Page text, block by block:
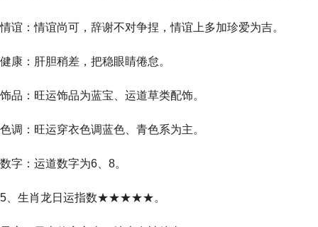
情谊：情谊尚可，辞谢不对争捏，情谊上多加珍爱为吉。
健康：肝胆稍差，把稳眼睛倦怠。
饰品：旺运饰品为蓝宝、运道草类配饰。
色调：旺运穿衣色调蓝色、青色系为主。
数字：运道数字为6、8。
5、生肖龙日运指数★★★★★。